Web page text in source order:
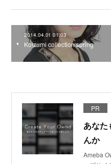
2014.04.01 01:03
Koizumi collection spring
PR
あなた
んか
Ameba